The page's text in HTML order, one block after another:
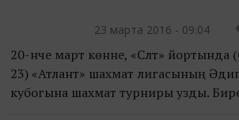
211 500 сум кирәк! Камилгә биш яшь. Ул
бала. Камил туган вакытта өч
23 марта 2016 - 09:04
20-нче март көнне, «Сәләт» йортында
23) «Атлант» шахмат лигасының
кубогына шахмат турниры узды.